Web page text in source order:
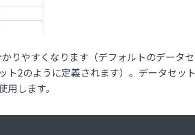
りやすくなります（デフォルトのデータ
ト2のように定義されます）。データセッ
します。